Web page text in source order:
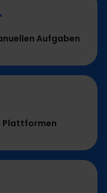
Aufgaben
Plattformen